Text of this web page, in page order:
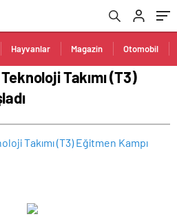
Hayvanlar Magazin Otomobil
Takımı (T3)